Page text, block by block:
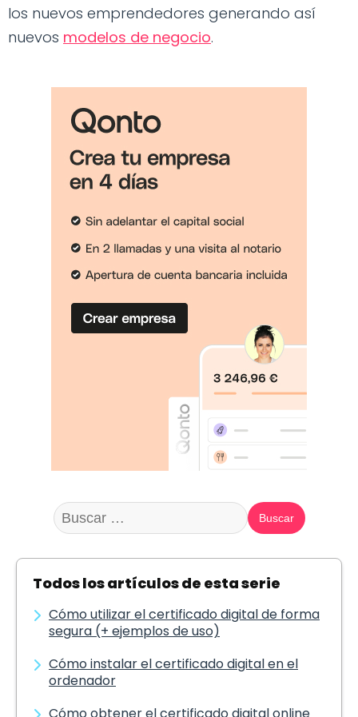
los nuevos emprendedores generando así
nuevos modelos de negocio.
Buscar:
Todos los artículos de esta serie
Cómo utilizar el certificado digital de forma
segura (+ ejemplos de uso)
Cómo instalar el certificado digital en el
ordenador